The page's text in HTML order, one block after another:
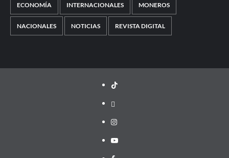
ECONOMÍA INTERNACIONALES MONEROS
NACIONALES NOTICIAS REVISTA DIGITAL
TikTok
threads
Instagram
Youtube